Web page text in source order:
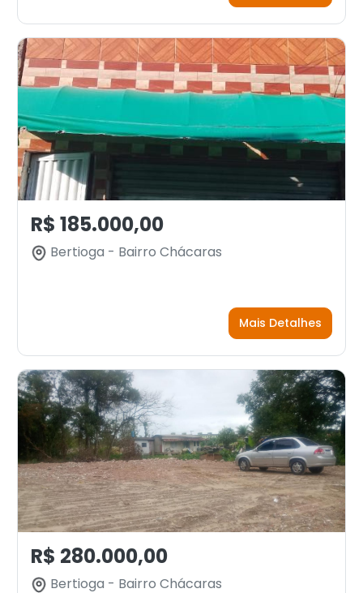
R$ 185.000,00
Bertioga - Bairro Chácaras
Mais Detalhes
R$ 280.000,00
Bertioga - Bairro Chácaras